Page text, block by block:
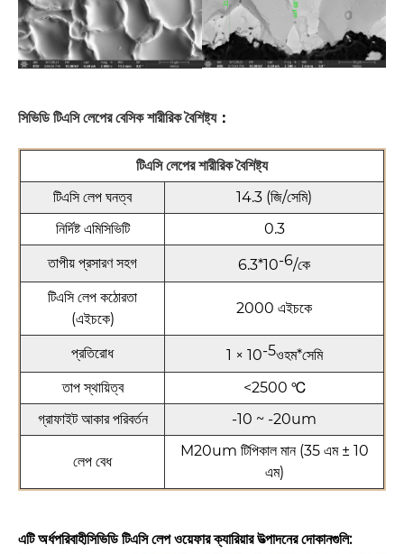
সিভিডি টিএসি লেপের বেসিক শারীরিক বৈশিষ্ট্য：
টিএসি লেপের শারীরিক বৈশিষ্ট্য
টিএসি লেপ ঘনত্ব
14.3 (জি/সেমি)
নির্দিষ্ট এমিসিভিটি
0.3
তাপীয় প্রসারণ সহগ
6.3*10-6/কে
টিএসি লেপ কঠোরতা
(এইচকে)
2000 এইচকে
প্রতিরোধ 1 × 10-5ওহম*সেমি
তাপ স্থায়িত্ব
<2500 ℃
গ্রাফাইট আকার পরিবর্তন
-10 ~ -20um
লেপ বেধ
M20um টিপিকাল মান (35 এম ± 10
এম)
এটি অর্ধপরিবাহীসিভিডি টিএসি লেপ ওয়েফার ক্যারিয়ার উত্পাদনের দোকানগুলি: